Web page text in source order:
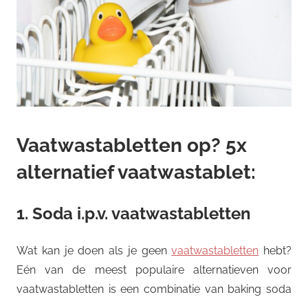
Vaatwastabletten op? 5x
alternatief vaatwastablet:
1. Soda i.p.v. vaatwastabletten
Wat kan je doen als je geenvaatwastabletten hebt?
Eén van de meest populaire alternatieven voor
vaatwastabletten is een combinatie van baking soda